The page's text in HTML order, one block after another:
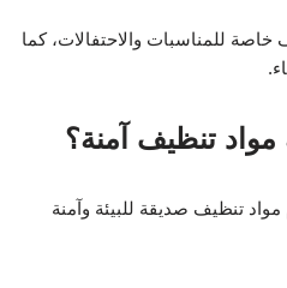
للمناسبات والاحتفالات، كما
تنظيف آمنة؟
تنظيف صديقة للبيئة وآمنة